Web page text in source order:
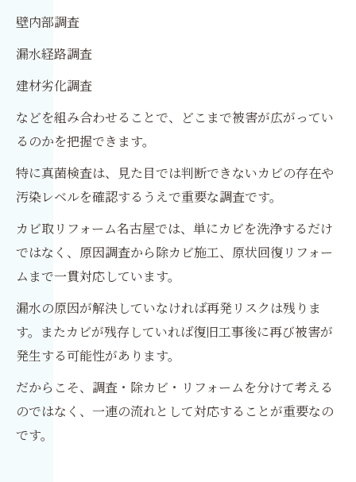
壁内部調査
漏水経路調査
建材劣化調査
などを組み合わせることで、どこまで被害が広がってい
るのかを把握できます。
特に真菌検査は、見た目では判断できないカビの存在や
汚染レベルを確認するうえで重要な調査です。
カビ取リフォーム名古屋では、単にカビを洗浄するだけ
ではなく、原因調査から除カビ施工、原状回復リフォー
ムまで一貫対応しています。
漏水の原因が解決していなければ再発リスクは残りま
す。またカビが残存していれば復旧工事後に再び被害が
発生する可能性があります。
だからこそ、調査・除カビ・リフォームを分けて考える
のではなく、一連の流れとして対応することが重要なの
です。